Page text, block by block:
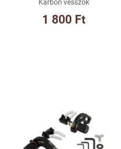
Karbon vesszők
1 800 Ft
Összehasonlításhoz adom
Gyorsnézet